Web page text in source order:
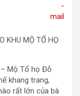
KHU MỘ TỔ HỌ
Mộ Tổ họ Đỗ
khang trang,
rất lớn của bà